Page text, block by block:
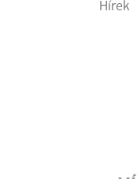
Hírek